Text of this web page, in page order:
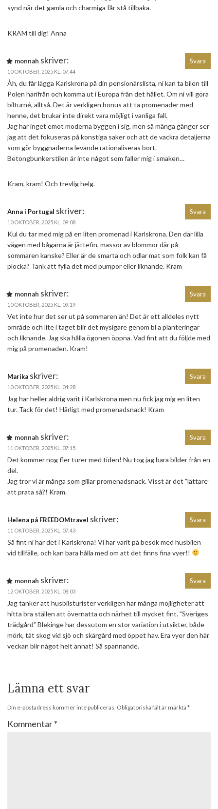
synd när det gamla och charmiga får stå tillbaka.
KRAM till dig! Anna
monnah skriver:
10 OKTOBER, 2025 KL. 07:44
Åh, du får lägga Karlskrona på din pensionärslista, ni kan ta bilen till
Polen härifrån och komma ut i Europa från det hållet. Om ni vill göra
bilturné, alltså. Det är verkligen bonus att ta promenader med
henne, det brukar inte direkt vara möjligt i vanliga fall.
Jag har inget emot moderna byggen i sig, men så många gånger ser
jag att det fokuseras på konstiga saker och att de vackra detaljerna
som gör byggnaderna levande rationaliseras bort.
Betongbunkerstilen är inte något som faller mig i smaken…
Kram, kram! Och trevlig helg.
Svara
Anna i Portugal skriver:
10 OKTOBER, 2025 KL. 09:08
Kul du tar med mig på en liten promenad i Karlskrona. Den där lilla
vägen med bågarna är jättefin, massor av blommor där på
sommaren kanske? Eller är de smarta och odlar mat som folk kan få
plocka? Tänk att fylla det med pumpor eller liknande. Kram
Svara
monnah skriver:
10 OKTOBER, 2025 KL. 09:19
Vet inte hur det ser ut på sommaren än! Det är ett alldeles nytt
område och lite i taget blir det mysigare genom bl a planteringar
och liknande. Jag ska hålla ögonen öppna. Vad fint att du följde med
mig på promenaden. Kram!
Svara
Marika skriver:
10 OKTOBER, 2025 KL. 04:28
Jag har heller aldrig varit i Karlskrona men nu fick jag mig en liten
tur. Tack för det! Härligt med promenadsnack! Kram
Svara
monnah skriver:
11 OKTOBER, 2025 KL. 07:15
Det kommer nog fler turer med tiden! Nu tog jag bara bilder från en
del.
Jag tror vi är många som gillar promenadsnack. Visst är det ”lättare”
att prata så?! Kram.
Svara
Helena på FREEDOMtravel skriver:
11 OKTOBER, 2025 KL. 07:43
Så fint ni har det i Karlskrona! Vi har varit på besök med husbilen
vid tillfälle, och kan bara hålla med om att det finns fina vyer!!
Svara
monnah skriver:
12 OKTOBER, 2025 KL. 08:03
Jag tänker att husbilsturister verkligen har många möjligheter att
hitta bra ställen att övernatta och närhet till mycket fint. ”Sveriges
trädgård” Blekinge har dessutom en stor variation i utsikter, både
mörk, tät skog vid sjö och skärgård med öppet hav. Era vyer den här
veckan blir något helt annat! Så spännande.
Svara
Lämna ett svar
Din e-postadress kommer inte publiceras. Obligatoriska fält är märkta *
Kommentar*